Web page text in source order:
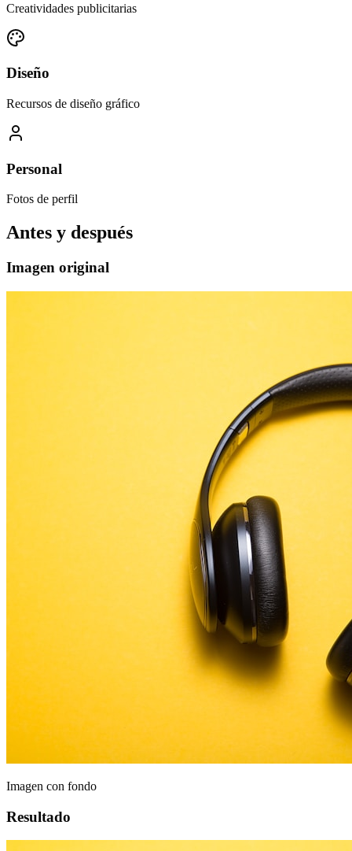
Creatividades publicitarias
Diseño
Recursos de diseño gráfico
Personal
Fotos de perfil
Antes y después
Imagen original
Imagen con fondo
Resultado